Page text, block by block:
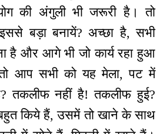
की अंगुली भी जरूरी है। तो
बड़ा बनायें? अच्छा है, सभी
है और आगे भी जो कार्य रहा हुआ
आप सभी को यह मेला, पट में
तकलीफ नहीं है! तकलीफ हुई?
किये हैं, उसमें तो खाने के साथ